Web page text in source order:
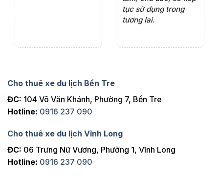
tục sử dụng trong
tương lai.
Cho thuê xe du lịch Bến Tre
ĐC: 104 Võ Văn Khánh, Phường 7, Bến Tre
Hotline: 0916 237 090
Cho thuê xe du lịch Vĩnh Long
ĐC: 06 Trưng Nữ Vương, Phường 1, Vĩnh Long
Hotline: 0916 237 090